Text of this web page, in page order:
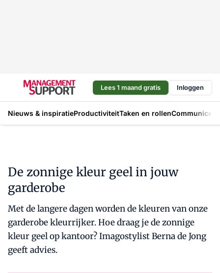
Lees 1 maand gratis Inloggen
Nieuws & inspiratieProductiviteitTaken en rollen
De zonnige kleur geel in jouw
garderobe
Met de langere dagen worden de kleuren van onze
garderobe kleurrijker. Hoe draag je de zonnige
kleur geel op kantoor? Imagostylist Berna de Jong
geeft advies.